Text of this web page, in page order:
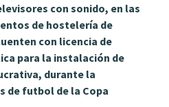
con sonido, en las
de hostelería de
con licencia de
para la instalación de
durante la
de futbol de la Copa